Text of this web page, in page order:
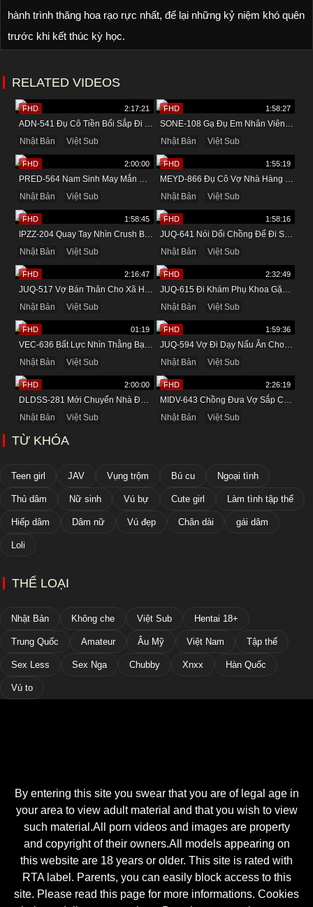
hành trình thăng hoa rạo rực nhất, để lại những kỷ niệm khó quên
trước khi kết thúc kỳ học.
RELATED VIDEOS
ADN-541 Đụ Cô Tiền Bối Sắp Đi Lấy Chồng Trong Khách Sạn
Nhật Bản
Việt Sub
FHD 2:17:21
SONE-108 Gạ Đụ Em Nhân Viên Mới Trong Khách Sạn
Nhật Bản
Việt Sub
FHD 1:58:27
PRED-564 Nam Sinh May Mắn Được Cô Giáo Dâm Đãng Bú Cu
Nhật Bản
Việt Sub
FHD 2:00:00
MEYD-866 Đụ Cô Vợ Nhà Hàng Xóm Vú Bự Khi Về Quê
Nhật Bản
Việt Sub
FHD 1:55:19
IPZZ-204 Quay Tay Nhìn Crush Bị Quản Lý Chịch
Nhật Bản
Việt Sub
FHD 1:58:45
JUQ-641 Nói Dối Chồng Để Đi Suối Nước Nóng Cùng Tình Nhân
Nhật Bản
Việt Sub
FHD 1:58:16
JUQ-517 Vợ Bán Thân Cho Xã Hội Đen Để Trả Nợ Cho Chồng
Nhật Bản
Việt Sub
FHD 2:16:47
JUQ-615 Đi Khám Phụ Khoa Gặp Tên Bác Sĩ Biến Thái
Nhật Bản
Việt Sub
FHD 2:32:49
VEC-636 Bất Lực Nhìn Thằng Bạn Xấu Tính Đụ Mẹ Mình Ngay Trước Mặt
Nhật Bản
Việt Sub
FHD 01:19
JUQ-594 Vợ Đi Dạy Nấu Ăn Cho Bạn Thân Và Cái Kết
Nhật Bản
Việt Sub
FHD 1:59:36
DLDSS-281 Mới Chuyển Nhà Đã Được Đụ Cô Hàng Xóm Thích Lộ Hàng
Nhật Bản
Việt Sub
FHD 2:00:00
MIDV-643 Chồng Đưa Vợ Sắp Cưới Đi Massage Và Cái Kết
Nhật Bản
Việt Sub
FHD 2:26:19
TỪ KHÓA
Teen girl JAV Vụng trộm Bú cu Ngoại tình
Thủ dâm Nữ sinh Vú bự Cute girl Làm tình tập thể
Hiếp dâm Dâm nữ Vú đẹp Chân dài gái dâm
Loli
THỂ LOẠI
Nhật Bản Không che Việt Sub Hentai 18+
Trung Quốc Amateur Âu Mỹ Việt Nam Tập thể
Sex Less Sex Nga Chubby Xnxx Hàn Quốc
Vú to
By entering this site you swear that you are of legal age in
your area to view adult material and that you wish to view
such material.All porn videos and images are property
and copyright of their owners.All models appearing on
this website are 18 years or older. This site is rated with
RTA label. Parents, you can easily block access to this
site. Please read this page for more informations. Cookies